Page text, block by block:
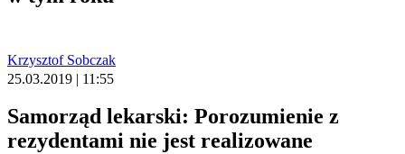
Krzysztof Sobczak
25.03.2019 | 11:55
Samorząd lekarski: Porozumienie z
rezydentami nie jest realizowane